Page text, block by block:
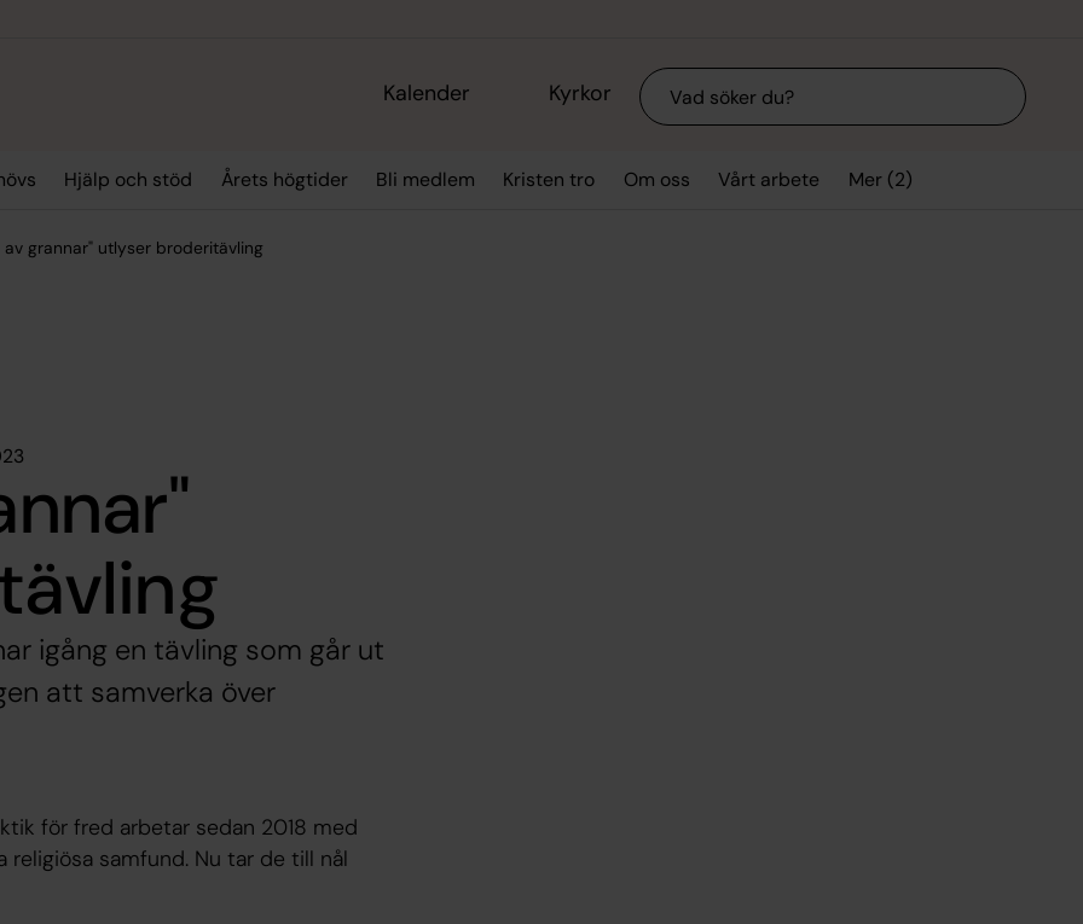
Kalender Kyrkor Sök
Hjälp och stöd Årets högtider Bli medlem Kristen tro Om oss Vårt arbete Mer (2)
av grannar" utlyser broderitävling
igång en tävling som går ut
att samverka över
för fred arbetar sedan 2018 med
samfund. Nu tar de till nål